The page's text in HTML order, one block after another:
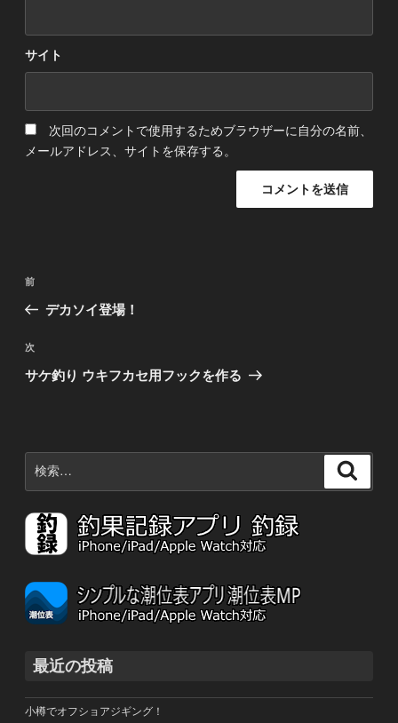
サイト
次回のコメントで使用するためブラウザーに自分の名前、
メールアドレス、サイトを保存する。
投
ビ
ゲ
ン
前
の
稿
前
デカソイ登場！
次
の
次
サケ釣り ウキフカセ用フックを作る
索:
最近の投稿
小樽でオフショアジギング！